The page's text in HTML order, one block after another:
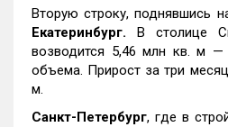
Вторую строку, поднявшись
Екатеринбург.
В столице
возводится 5,46 млн кв. м —
объема. Прирост за три
м.
Санкт-Петербург, где в